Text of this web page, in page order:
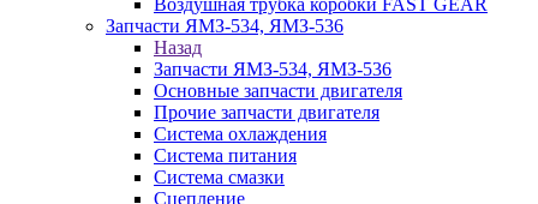
Воздушная трубка коробки FAST GEAR
Запчасти ЯМЗ-534, ЯМЗ-536
Назад
Запчасти ЯМЗ-534, ЯМЗ-536
Основные запчасти двигателя
Прочие запчасти двигателя
Система охлаждения
Система питания
Система смазки
Сцепление